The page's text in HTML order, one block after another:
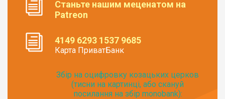
Станьте нашим меценатом на
Patreon
4149 6293 1537 9685
Карта ПриватБанк
Збір на оцифровку козацьких церков
(тисни на картинці, або скануй
посилання на збір monobank):